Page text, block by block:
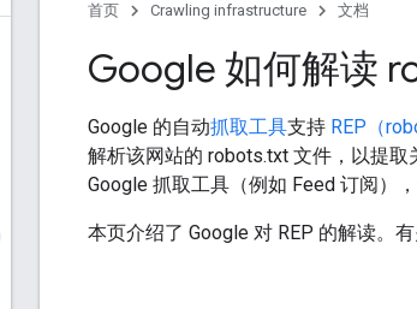
首页 Crawling infrastructure 文档
Google 如何解读
Google 的自动抓取工具支持 REP（
解析该网站的 robots.txt 文件，以提
Google 抓取工具（例如 Feed 订阅）
本页介绍了 Google 对 REP 的解读。